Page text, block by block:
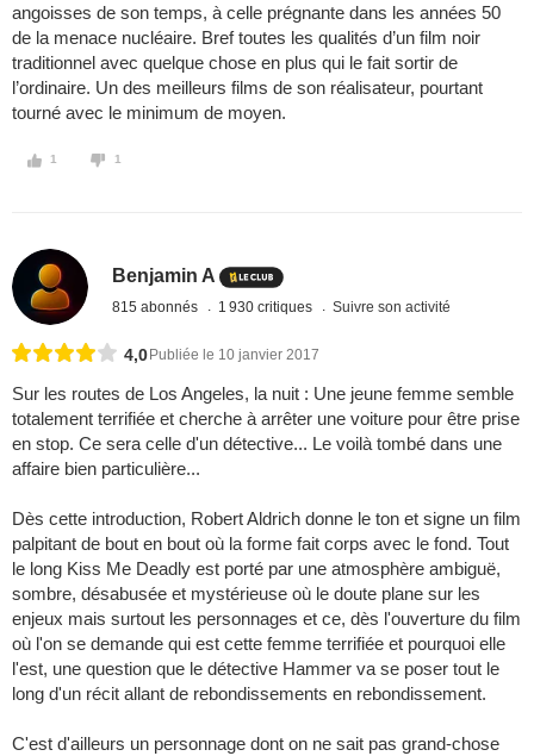
angoisses de son temps, à celle prégnante dans les années 50
de la menace nucléaire. Bref toutes les qualités d’un film noir
traditionnel avec quelque chose en plus qui le fait sortir de
l’ordinaire. Un des meilleurs films de son réalisateur, pourtant
tourné avec le minimum de moyen.
1 1
Benjamin A
815 abonnés 1 930 critiques Suivre son activité
4,0 Publiée le 10 janvier 2017
Sur les routes de Los Angeles, la nuit : Une jeune femme semble
totalement terrifiée et cherche à arrêter une voiture pour être prise
en stop. Ce sera celle d'un détective... Le voilà tombé dans une
affaire bien particulière...
Dès cette introduction, Robert Aldrich donne le ton et signe un film
palpitant de bout en bout où la forme fait corps avec le fond. Tout
le long Kiss Me Deadly est porté par une atmosphère ambiguë,
sombre, désabusée et mystérieuse où le doute plane sur les
enjeux mais surtout les personnages et ce, dès l'ouverture du film
où l'on se demande qui est cette femme terrifiée et pourquoi elle
l'est, une question que le détective Hammer va se poser tout le
long d'un récit allant de rebondissements en rebondissement.
C'est d'ailleurs un personnage dont on ne sait pas grand-chose